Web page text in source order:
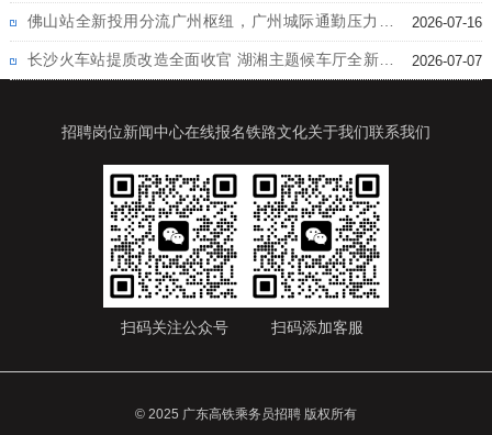
佛山站全新投用分流广州枢纽，广州城际通勤压力大
幅缓解
2026-07-16
长沙火车站提质改造全面收官 湖湘主题候车厅全新亮 2026-07-07
招聘岗位新闻中心在线报名铁路文化关于我们联系我们
扫码关注公众号 扫码添加客服
© 2025 广东高铁乘务员招聘 版权所有